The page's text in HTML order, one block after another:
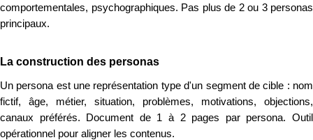
comportementales, psychographiques. Pas plus de 2 ou 3 personas
principaux.
La construction des personas
Un persona est une représentation type d'un segment de cible : nom
fictif, âge, métier, situation, problèmes, motivations, objections,
canaux préférés. Document de 1 à 2 pages par persona. Outil
opérationnel pour aligner les contenus.